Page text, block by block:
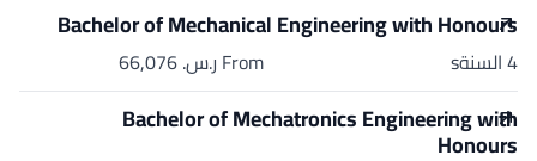
Bachelor of Mechanical Engineering with Honours
4 السنةs From ر.س.‏ 66,076
Bachelor of Mechatronics Engineering with
Honours